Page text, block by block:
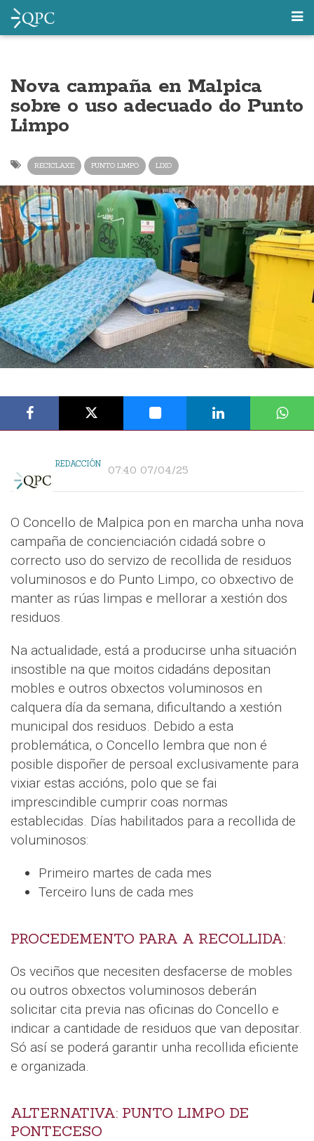
Nova campaña en Malpica
sobre o uso adecuado do Punto
Limpo
RECICLAXE PUNTO LIMPO LIXO
REDACCIÓN 07:40 07/04/25
O Concello de Malpica pon en marcha unha nova
campaña de concienciación cidadá sobre o
correcto uso do servizo de recollida de residuos
voluminosos e do Punto Limpo, co obxectivo de
manter as rúas limpas e mellorar a xestión dos
residuos.
Na actualidade, está a producirse unha situación
insostible na que moitos cidadáns depositan
mobles e outros obxectos voluminosos en
calquera día da semana, dificultando a xestión
municipal dos residuos. Debido a esta
problemática, o Concello lembra que non é
posible dispoñer de persoal exclusivamente para
vixiar estas accións, polo que se fai
imprescindible cumprir coas normas
establecidas. Días habilitados para a recollida de
voluminosos:
Primeiro martes de cada mes
Terceiro luns de cada mes
PROCEDEMENTO PARA A RECOLLIDA:
Os veciños que necesiten desfacerse de mobles
ou outros obxectos voluminosos deberán
solicitar cita previa nas oficinas do Concello e
indicar a cantidade de residuos que van depositar.
Só así se poderá garantir unha recollida eficiente
e organizada.
ALTERNATIVA: PUNTO LIMPO DE
PONTECESO